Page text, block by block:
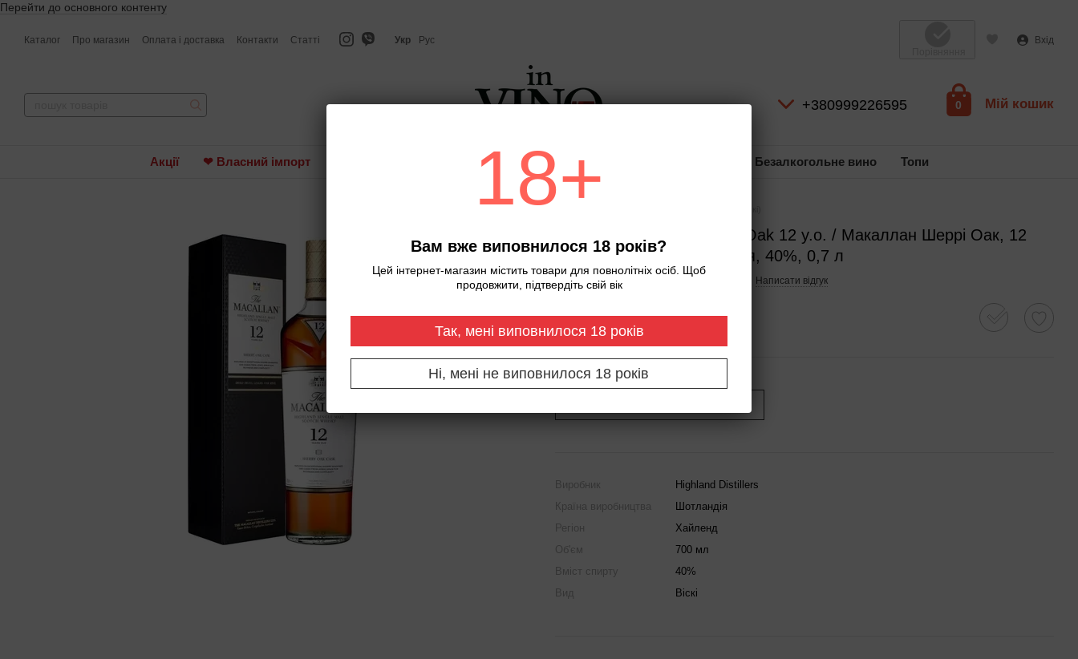
Перейти до основного контенту
Каталог Про магазин Оплата і доставка Контакти Статті Укр
Рус
Вхід
+380999226595 0 Мій кошик
Акції ❤ Власний імпорт Ігристе вино та шампанське Віскі Безалкогольне вино Топи
Віскі The Macallan Sherry Oak 12 y.o. / Макаллан Шеррі Оак, 12
років витримки, Шотландія, 40%, 0,7 л
Немає в наявності Написати відгук
5 749 грн
Виробник
Highland Distillers
Країна виробництва
Шотландія
Регіон
Хайленд
Об'єм
700 мл
Вміст спирту
40%
Вид
Віскі
18+
Вам вже виповнилося 18 років?
Цей інтернет-магазин містить товари для повнолітніх осіб. Щоб
продовжити, підтвердіть свій вік
Так, мені виповнилося 18 років
Ні, мені не виповнилося 18 років